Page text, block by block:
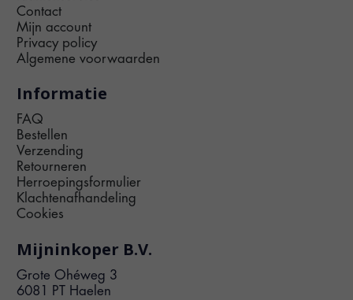
Contact
Mijn account
Privacy policy
Algemene voorwaarden
Informatie
FAQ
Bestellen
Verzending
Retourneren
Herroepingsformulier
Klachtenafhandeling
Cookies
Mijninkoper B.V.
Grote Ohéweg 3
6081 PT Haelen